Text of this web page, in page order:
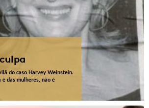
do caso Harvey Weinstein.
das mulheres, não é